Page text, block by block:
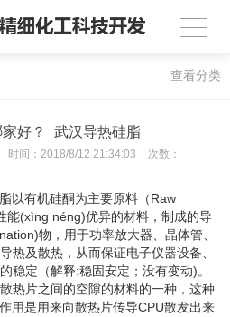
查看分类
好？_武汉导热硅脂
时间： 2018/8/12 21:34:03 次数：
以有机硅酮为主要原料（Raw
能(xìng néng)优异的材料，制成的导
物，用于功率放大器、晶体管、
热及散热，从而保证电子仪器设备、
稳定（解释:稳固安定；没有变动)。
热片之间的空隙的材料的一种，这种
用是用来向散热片传导CPU散发出来